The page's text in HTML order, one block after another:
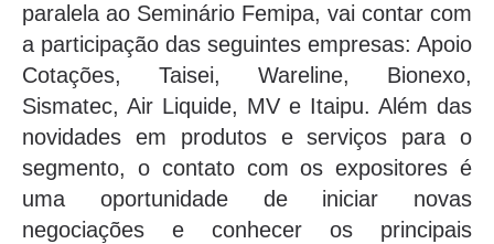
paralela ao Seminário Femipa, vai contar com
a participação das seguintes empresas: Apoio
Cotações, Taisei, Wareline, Bionexo,
Sismatec, Air Liquide, MV e Itaipu. Além das
novidades em produtos e serviços para o
segmento, o contato com os expositores é
uma oportunidade de iniciar novas
negociações e conhecer os principais